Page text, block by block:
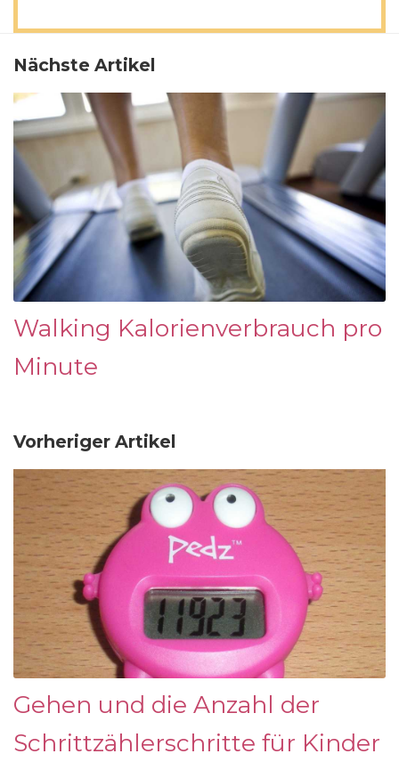
Nächste Artikel
Walking Kalorienverbrauch pro
Minute
Vorheriger Artikel
Gehen und die Anzahl der
Schrittzählerschritte für Kinder